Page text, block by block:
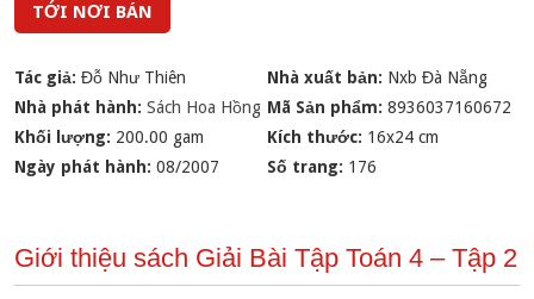
TỚI NƠI BÁN
Tác giả:Đỗ Như Thiên Nhà xuất bản: Nxb Đà Nẵng
Nhà phát hành:Sách Hoa Hồng Mã Sản phẩm: 8936037160672
Khối lượng: 200.00 gam Kích thước: 16x24 cm
Ngày phát hành:08/2007 Số trang: 176
Giới thiệu sách Giải Bài Tập Toán 4 – Tập 2